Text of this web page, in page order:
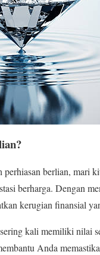
berlian, mari
berharga. Dengan
kerugian finansial
kali memiliki nilai
Anda